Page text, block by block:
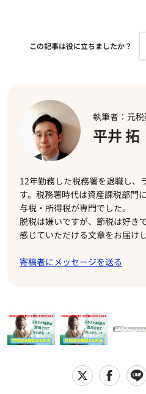
この記事は役に立ちましたか？
執筆者：元
平井 拓
12年勤務した税務署を退職し、
す。税務署時代は資産課税部門
与税・所得税が専門でした。
脱税は嫌いですが、節税は好き
感じていただける文章をお届けし
寄稿者にメッセージを送る